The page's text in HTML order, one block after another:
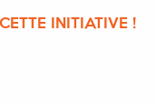
INITIATIVE !